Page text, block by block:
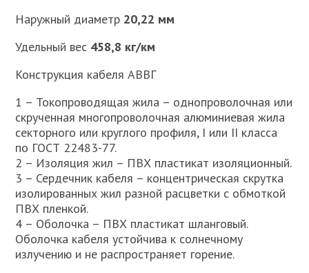
Наружный диаметр 20,22 мм
Удельный вес 458,8 кг/км
Конструкция кабеля АВВГ
1 – Токопроводящая жила – однопроволочная или
скрученная многопроволочная алюминиевая жила
секторного или круглого профиля, I или II класса
по ГОСТ 22483-77.
2 – Изоляция жил – ПВХ пластикат изоляционный.
3 – Сердечник кабеля – концентрическая скрутка
изолированных жил разной расцветки с обмоткой
ПВХ пленкой.
4 – Оболочка – ПВХ пластикат шланговый.
Оболочка кабеля устойчива к солнечному
излучению и не распространяет горение.